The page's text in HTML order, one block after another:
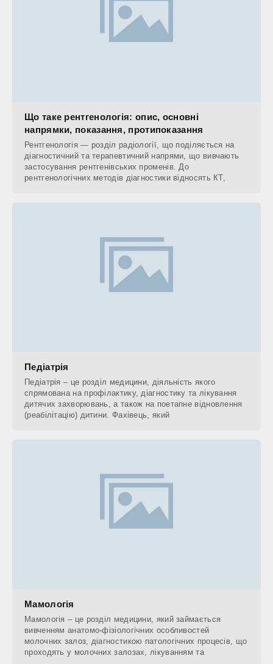
Що таке рентгенологія: опис, основні
напрямки, показання, протипоказання
Рентгенологія — розділ радіології, що поділяється на
діагностичний та терапевтичний напрями, що вивчають
застосування рентгенівських променів. До
рентгенологічних методів діагностики відносять КТ,
Педіатрія
Педіатрія – це розділ медицини, діяльність якого
спрямована на профілактику, діагностику та лікування
дитячих захворювань, а також на поетапне відновлення
(реабілітацію) дитини. Фахівець, який
Мамологія
Мамологія – це розділ медицини, який займається
вивченням анатомо-фізіологічних особливостей
молочних залоз, діагностикою патологічних процесів, що
проходять у молочних залозах, лікуванням та